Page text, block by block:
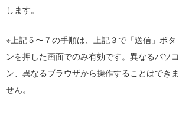
します。
※上記５〜７の手順は、上記３で「送信」ボタ
ンを押した画面でのみ有効です。異なるパソコ
ン、異なるブラウザから操作することはできま
せん。